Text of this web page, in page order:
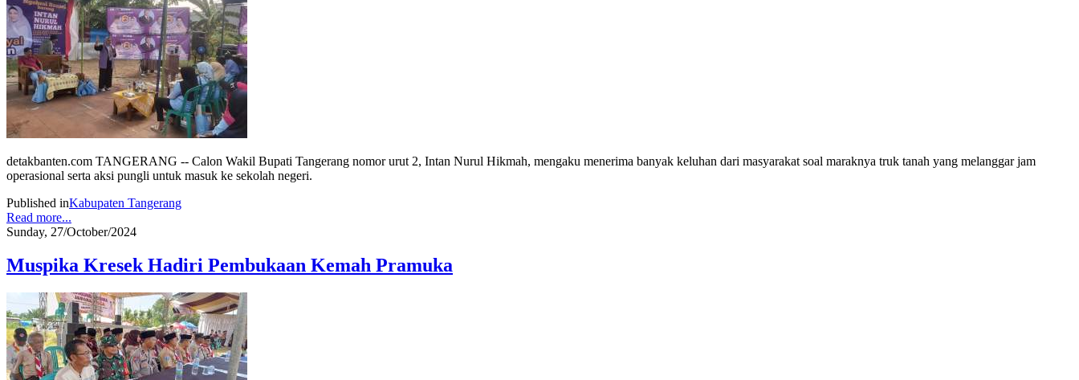
detakbanten.com TANGERANG -- Calon Wakil Bupati Tangerang nomor urut 2, Intan Nurul Hikmah, mengaku menerima banyak keluhan dari masyarakat soal maraknya truk tanah yang melanggar jam
operasional serta aksi pungli untuk masuk ke sekolah negeri.
Published inKabupaten Tangerang
Read more...
Sunday, 27/October/2024
Muspika Kresek Hadiri Pembukaan Kemah Pramuka